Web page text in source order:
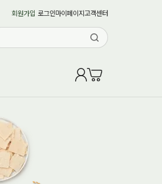
회원가입 로그인마이페이지 고객센터